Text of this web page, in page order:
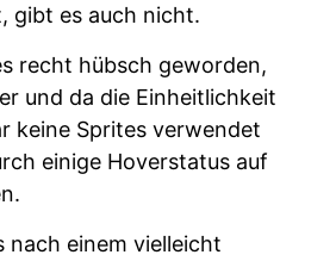
gibt es auch nicht.
recht hübsch geworden,
und da die Einheitlichkeit
keine Sprites verwendet
einige Hoverstatus auf
nach einem vielleicht